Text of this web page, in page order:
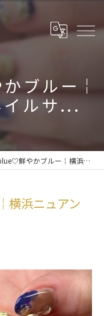
ブルー￤
イルサ...
やかブルー￤横浜ニュアンスネイルサ...
浜ニュアン